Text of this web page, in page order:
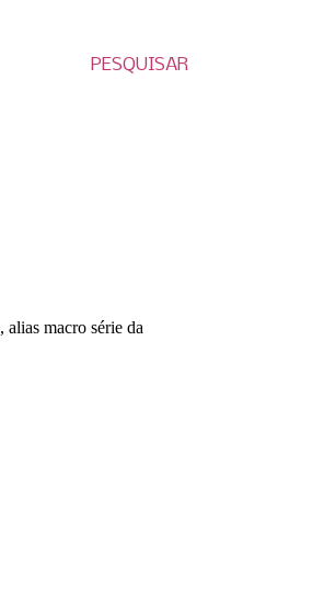
PESQUISAR
, alias macro série da